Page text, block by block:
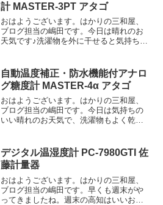
計 MASTER-3PT アタゴ
おはようございます。はかりの三和屋、
ブログ担当の嶋田です。今日は晴れのお
天気です♪洗濯物を外に干せると気持ち良
度モデル MASTER-3PT を紹介します。
自動温...
自動温度補正・防水機能付アナロ
グ糖度計 MASTER-4α アタゴ
おはようございます。はかりの三和屋、
ブログ担当の嶋田です。今日は気持ちの
いい晴れのお天気で、洗濯物もよく乾き
の中高濃度モデルMASTER-4α を紹介し
ます。...
デジタル温湿度計 PC-7980GTI 佐
藤計量器
おはようございます。はかりの三和屋、
ブログ担当の嶋田です。早くも週末がや
ってきましたね。週末の高知はいいお天